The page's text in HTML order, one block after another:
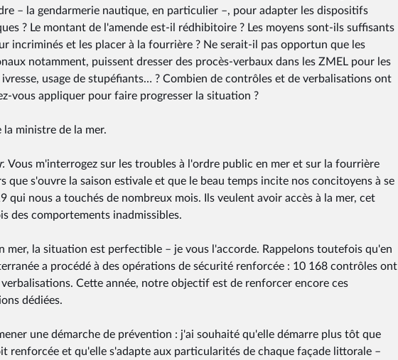
– la gendarmerie nautique, en particulier –, pour adapter les dispositifs
? Le montant de l'amende est-il rédhibitoire ? Les moyens sont-ils suffisants
incriminés et les placer à la fourrière ? Ne serait-il pas opportun que les
notamment, puissent dresser des procès-verbaux dans les ZMEL pour les
usage de stupéfiants… ? Combien de contrôles et de verbalisations ont
vous appliquer pour faire progresser la situation ?
la ministre de la mer.
Vous m'interrogez sur les troubles à l'ordre public en mer et sur la fourrière
s'ouvre la saison estivale et que le beau temps incite nos concitoyens à se
qui nous a touchés de nombreux mois. Ils veulent avoir accès à la mer, cet
des comportements inadmissibles.
mer, la situation est perfectible – je vous l'accorde. Rappelons toutefois qu'en
a procédé à des opérations de sécurité renforcée : 10 168 contrôles ont
Cette année, notre objectif est de renforcer encore ces
dédiées.
une démarche de prévention : j'ai souhaité qu'elle démarre plus tôt que
renforcée et qu'elle s'adapte aux particularités de chaque façade littorale –